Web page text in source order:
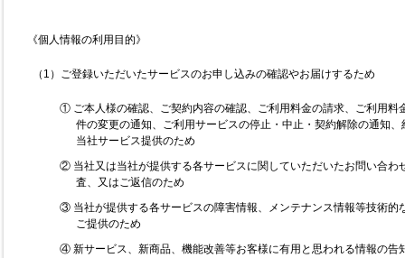
《個人情報の利用目的》
（1）ご登録いただいたサービスのお申し込みの確認やお届けするため
① ご本人様の確認、ご契約内容の確認、ご利用料金の請求、ご利用料
件の変更の通知、ご利用サービスの停止・中止・契約解除の通知
当社サービス提供のため
② 当社又は当社が提供する各サービスに関していただいたお問い合わ
査、又はご返信のため
③ 当社が提供する各サービスの障害情報、メンテナンス情報等技術的
ご提供のため
④ 新サービス、新商品、機能改善等お客様に有用と思われる情報の告